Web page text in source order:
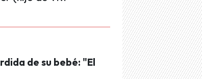
de su bebé: "El